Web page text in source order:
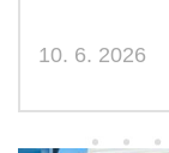
10. 6. 2026